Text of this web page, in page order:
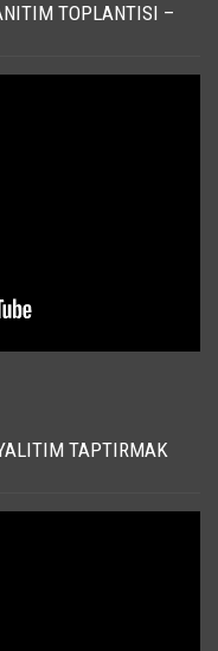
TOPLANTISI –
TAPTIRMAK